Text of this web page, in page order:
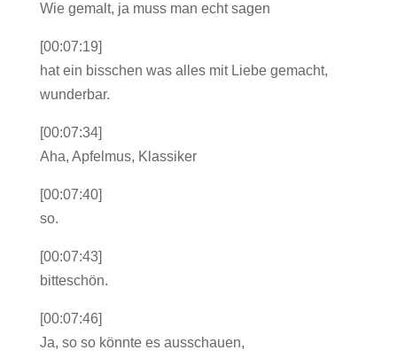
Wie gemalt, ja muss man echt sagen
[00:07:19]
hat ein bisschen was alles mit Liebe gemacht,
wunderbar.
[00:07:34]
Aha, Apfelmus, Klassiker
[00:07:40]
so.
[00:07:43]
bitteschön.
[00:07:46]
Ja, so so könnte es ausschauen,